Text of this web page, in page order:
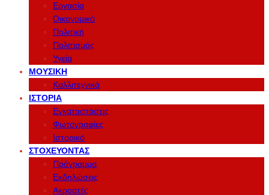
Εργασία
Οικονομικά
Πολιτική
Πολιτισμός
Υγεία
ΜΟΥΣΙΚΉ
Καλλιτεχνικά
ΙΣΤΟΡΊΑ
Εγκαταστάσεις
Φωτογραφίες
Ιστορικό
ΣΤΟΧΕΎΟΝΤΑΣ
Πρόγραμμα
Εκδηλώσεις
Ακροατές